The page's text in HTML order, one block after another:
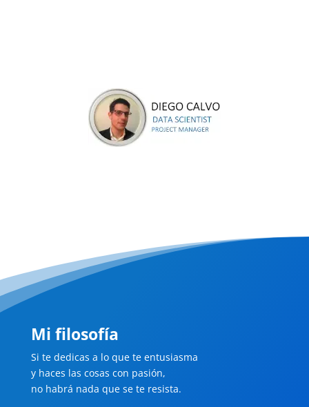
Mi filosofía
Si te dedicas a lo que te entusiasma
y haces las cosas con pasión,
no habrá nada que se te resista.